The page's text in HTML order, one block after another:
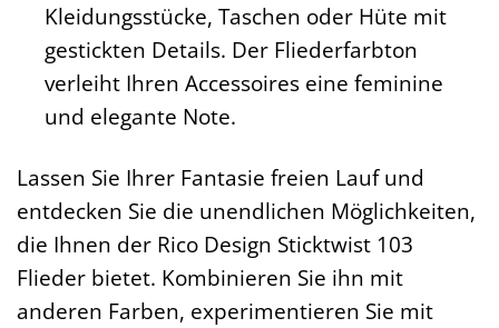
Kleidungsstücke, Taschen oder Hüte mit
gestickten Details. Der Fliederfarbton
verleiht Ihren Accessoires eine feminine
und elegante Note.
Lassen Sie Ihrer Fantasie freien Lauf und
entdecken Sie die unendlichen Möglichkeiten,
die Ihnen der Rico Design Sticktwist 103
Flieder bietet. Kombinieren Sie ihn mit
anderen Farben, experimentieren Sie mit